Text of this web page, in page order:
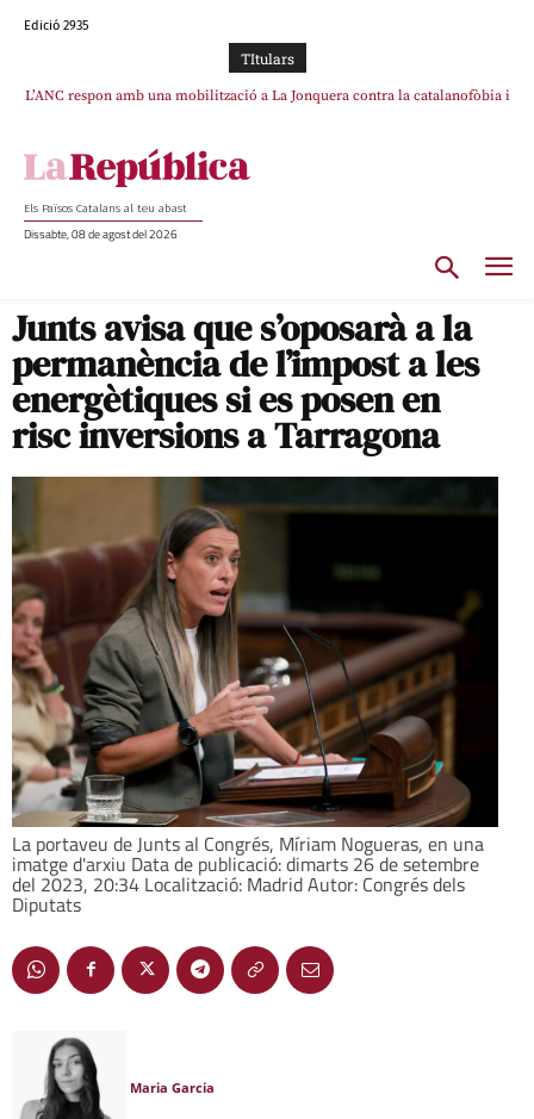
Edició 2935
TItulars
L’ANC respon amb una mobilització a La Jonquera contra la catalanofòbia i
Els Països Catalans al teu abast
Dissabte, 08 de agost del 2026
Junts avisa que s’oposarà a la
permanència de l’impost a les
energètiques si es posen en
risc inversions a Tarragona
La portaveu de Junts al Congrés, Míriam Nogueras, en una
imatge d'arxiu Data de publicació: dimarts 26 de setembre
del 2023, 20:34 Localització: Madrid Autor: Congrés dels
Diputats
Maria Garcia